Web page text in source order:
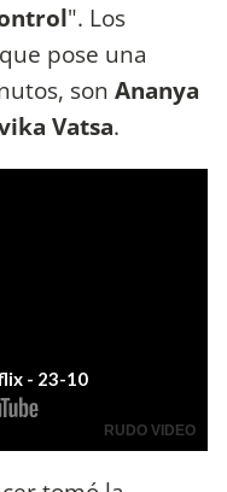
". Los
pose una
son Ananya
Vatsa.